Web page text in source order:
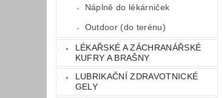
Náplně do lékárniček
Outdoor (do terénu)
LÉKAŘSKÉ A ZÁCHRANÁŘSKÉ
KUFRY A BRAŠNY
LUBRIKAČNÍ ZDRAVOTNICKÉ
GELY